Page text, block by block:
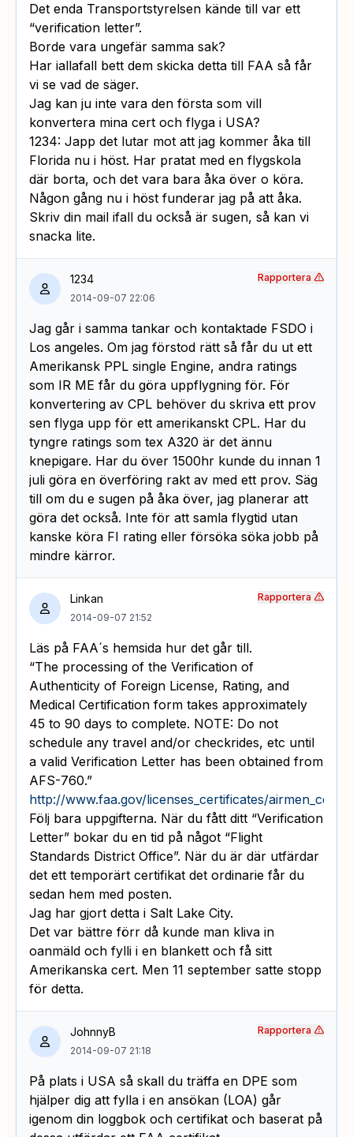
Det enda Transportstyrelsen kände till var ett
“verification letter”.
Borde vara ungefär samma sak?
Har iallafall bett dem skicka detta till FAA så får
vi se vad de säger.
Jag kan ju inte vara den första som vill
konvertera mina cert och flyga i USA?
1234: Japp det lutar mot att jag kommer åka till
Florida nu i höst. Har pratat med en flygskola
där borta, och det vara bara åka över o köra.
Någon gång nu i höst funderar jag på att åka.
Skriv din mail ifall du också är sugen, så kan vi
snacka lite.
1234
2014-09-07 22:06
Jag går i samma tankar och kontaktade FSDO i
Los angeles. Om jag förstod rätt så får du ut ett
Amerikansk PPL single Engine, andra ratings
som IR ME får du göra uppflygning för. För
konvertering av CPL behöver du skriva ett prov
sen flyga upp för ett amerikanskt CPL. Har du
tyngre ratings som tex A320 är det ännu
knepigare. Har du över 1500hr kunde du innan 1
juli göra en överföring rakt av med ett prov. Säg
till om du e sugen på åka över, jag planerar att
göra det också. Inte för att samla flygtid utan
kanske köra FI rating eller försöka söka jobb på
mindre kärror.
Rapportera
Linkan
2014-09-07 21:52
Läs på FAA´s hemsida hur det går till.
“The processing of the Verification of
Authenticity of Foreign License, Rating, and
Medical Certification form takes approximately
45 to 90 days to complete. NOTE: Do not
schedule any travel and/or checkrides, etc until
a valid Verification Letter has been obtained from
AFS-760.”
http://www.faa.gov/licenses_certificates/
Följ bara uppgifterna. När du fått ditt “Verification
Letter” bokar du en tid på något “Flight
Standards District Office”. När du är där utfärdar
det ett temporärt certifikat det ordinarie får du
sedan hem med posten.
Jag har gjort detta i Salt Lake City.
Det var bättre förr då kunde man kliva in
oanmäld och fylli i en blankett och få sitt
Amerikanska cert. Men 11 september satte stopp
för detta.
Rapportera
JohnnyB
2014-09-07 21:18
På plats i USA så skall du träffa en DPE som
hjälper dig att fylla i en ansökan (LOA) går
igenom din loggbok och certifikat och baserat på
Rapportera